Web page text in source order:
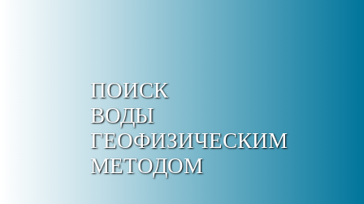
ПОИСК
ВОДЫ
ГЕОФИЗИЧЕСКИМ
МЕТОДОМ